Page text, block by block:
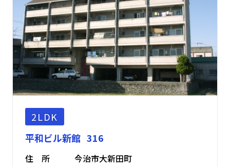
2LDK
平和ビル新館 316
住 所 今治市大新田町